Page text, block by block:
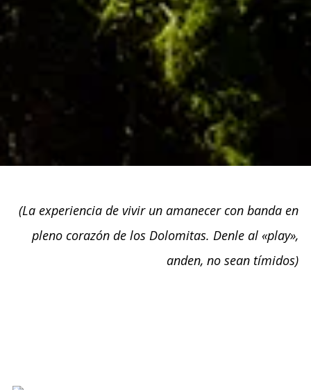
(La experiencia de vivir un amanecer con banda en
pleno corazón de los Dolomitas. Denle al «play»,
anden, no sean tímidos)